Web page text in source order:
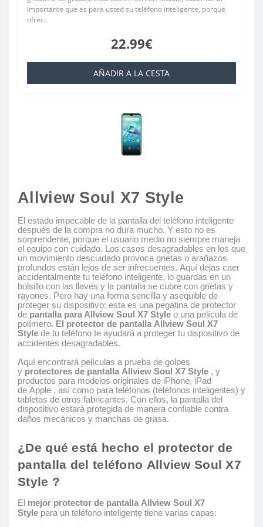
importante que es para usted su teléfono inteligente, porque
ofrec..
22.99€
AÑADIR A LA CESTA
Allview Soul X7 Style
El estado impecable de la pantalla del teléfono inteligente
después de la compra no dura mucho. Y esto no es
sorprendente, porque el usuario medio no siempre maneja
el equipo con cuidado. Los casos desagradables en los que
un movimiento descuidado provoca grietas o arañazos
profundos están lejos de ser infrecuentes. Aquí dejas caer
accidentalmente tu teléfono inteligente, lo guardas en un
bolsillo con las llaves y la pantalla se cubre con grietas y
rayones. Pero hay una forma sencilla y asequible de
proteger su dispositivo: esta es una pegatina de protector
de pantalla para Allview Soul X7 Style o una película de
polímero. El protector de pantalla Allview Soul X7
Style de tu teléfono te ayudará a proteger tu dispositivo de
accidentes desagradables.
Aquí encontrará películas a prueba de golpes
y protectores de pantalla Allview Soul X7 Style , y
productos para modelos originales de iPhone, iPad
de Apple , así como para teléfonos (teléfonos inteligentes) y
tabletas de otros fabricantes. Con ellos, la pantalla del
dispositivo estará protegida de manera confiable contra
daños mecánicos y manchas de grasa.
¿De qué está hecho el protector de
pantalla del teléfono Allview Soul X7
Style ?
El mejor protector de pantalla Allview Soul X7
Style para un teléfono inteligente tiene varias capas: